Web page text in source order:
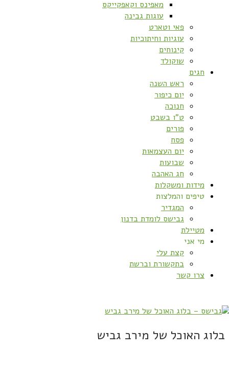
מאפינס וקאפקייקס
עוגות גבינה
פאי וטארט
עוגיות וחיתוכיות
קינוחים
שוקולד
חגים
ראש השנה
יום כיפור
חנוכה
ט”ו בשבט
פורים
פסח
יום העצמאות
שבועות
חג האהבה
מידות ומשקלות
טיפים והמלצות
המגדיר
גבישס לומדת בדנון
מטיילת
מי אני
קצת עלי
בתקשורת וברשת
צרו קשר
בלוג האוכל של מירב גביש